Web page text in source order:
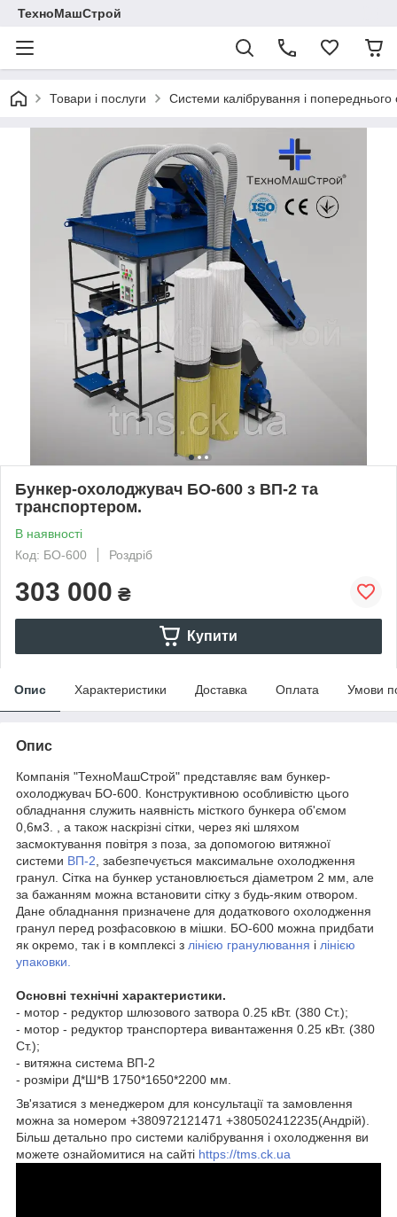
ТехноМашСтрой
Товари і послуги Системи калібрування і
Бункер-охолоджувач БО-600 з ВП-2 та
транспортером.
В наявності
Код: БО-600
Роздріб
303 000 ₴
Купити
Опис Характеристики Доставка Оплата Умови
Опис
Компанія "ТехноМашСтрой" представляє вам бункер-
охолоджувач БО-600. Конструктивною особливістю цього
обладнання служить наявність місткого бункера об'ємом
0,6м3. , а також наскрізні сітки, через які шляхом
засмоктування повітря з поза, за допомогою витяжної
системи ВП-2 , забезпечується максимальне охолодження
гранул. Сітка на бункер установлюється діаметром 2 мм, але
за бажанням можна встановити сітку з будь-яким отвором.
Дане обладнання призначене для додаткового охолодження
гранул перед розфасовкою в мішки. БО-600 можна придбати
як окремо, так і в комплексі з лінією гранулювання і лінією
упаковки.
Основні технічні характеристики.
- мотор - редуктор шлюзового затвора 0.25 кВт. (380 Ст.);
- мотор - редуктор транспортера вивантаження 0.25 кВт. (380
Ст.);
- витяжна система ВП-2
- розміри Д*Ш*В 1750*1650*2200 мм.
Зв'язатися з менеджером для консультації та замовлення
можна за номером +380972121471 +380502412235(Андрій).
Більш детально про системи калібрування і охолодження ви
можете ознайомитися на сайті https://tms.ck.ua